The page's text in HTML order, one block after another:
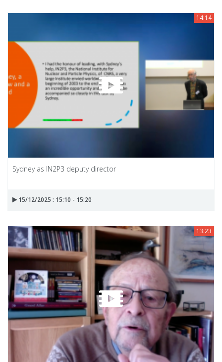
14:14
Sydney as IN2P3 deputy director
15/12/2025 : 15:10 - 15:20
13:23